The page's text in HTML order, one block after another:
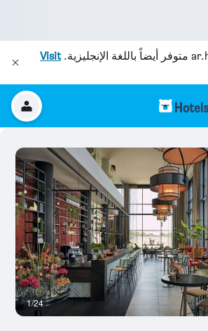
متوفر أيضاً باللغة الإنجليزية.Visit
1/24